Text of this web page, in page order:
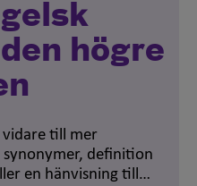
högre
vidare till mer
definition
en hänvisning till